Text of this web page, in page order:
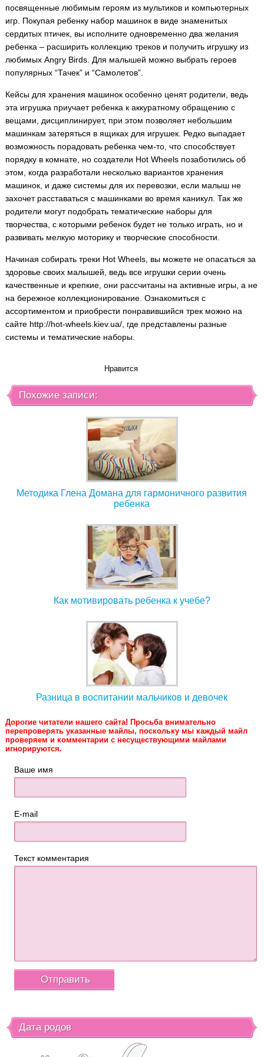
посвященные любимым героям из мультиков и компьютерных
игр. Покупая ребенку набор машинок в виде знаменитых
сердитых птичек, вы исполните одновременно два желания
ребенка – расширить коллекцию треков и получить игрушку из
любимых Angry Birds. Для малышей можно выбрать героев
популярных “Тачек” и “Самолетов”.
Кейсы для хранения машинок особенно ценят родители, ведь
эта игрушка приучает ребенка к аккуратному обращению с
вещами, дисциплинирует, при этом позволяет небольшим
машинкам затеряться в ящиках для игрушек. Редко выпадает
возможность порадовать ребенка чем-то, что способствует
порядку в комнате, но создатели Hot Wheels позаботились об
этом, когда разработали несколько вариантов хранения
машинок, и даже системы для их перевозки, если малыш не
захочет расставаться с машинками во время каникул. Так же
родители могут подобрать тематические наборы для
творчества, с которыми ребенок будет не только играть, но и
развивать мелкую моторику и творческие способности.
Начиная собирать треки Hot Wheels, вы можете не опасаться за
здоровье своих малышей, ведь все игрушки серии очень
качественные и крепкие, они рассчитаны на активные игры, а не
на бережное коллекционирование. Ознакомиться с
ассортиментом и приобрести понравившийся трек можно на
сайте http://hot-wheels.kiev.ua/, где представлены разные
системы и тематические наборы.
Нравится
Похожие записи:
Методика Глена Домана для гармоничного развития
ребенка
Как мотивировать ребенка к учебе?
Разница в воспитании мальчиков и девочек
Дорогие читатели нашего сайта! Просьба внимательно
перепроверять указанные майлы, поскольку мы каждый майл
проверяем и комментарии с несуществующими майлами
игнорируются.
Ваше имя
E-mail
Текст комментария
Дата родов